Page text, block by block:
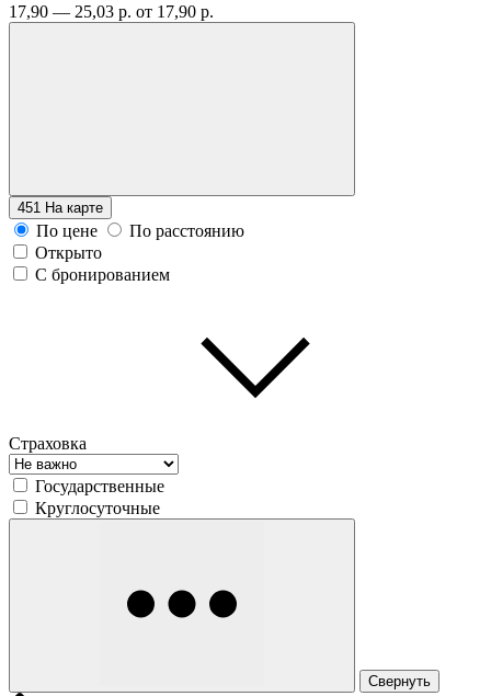
17,90 — 25,03 р. от 17,90 р.
451 На карте
По цене
По расстоянию
Открыто
С бронированием
Страховка
Государственные
Круглосуточные
Свернуть